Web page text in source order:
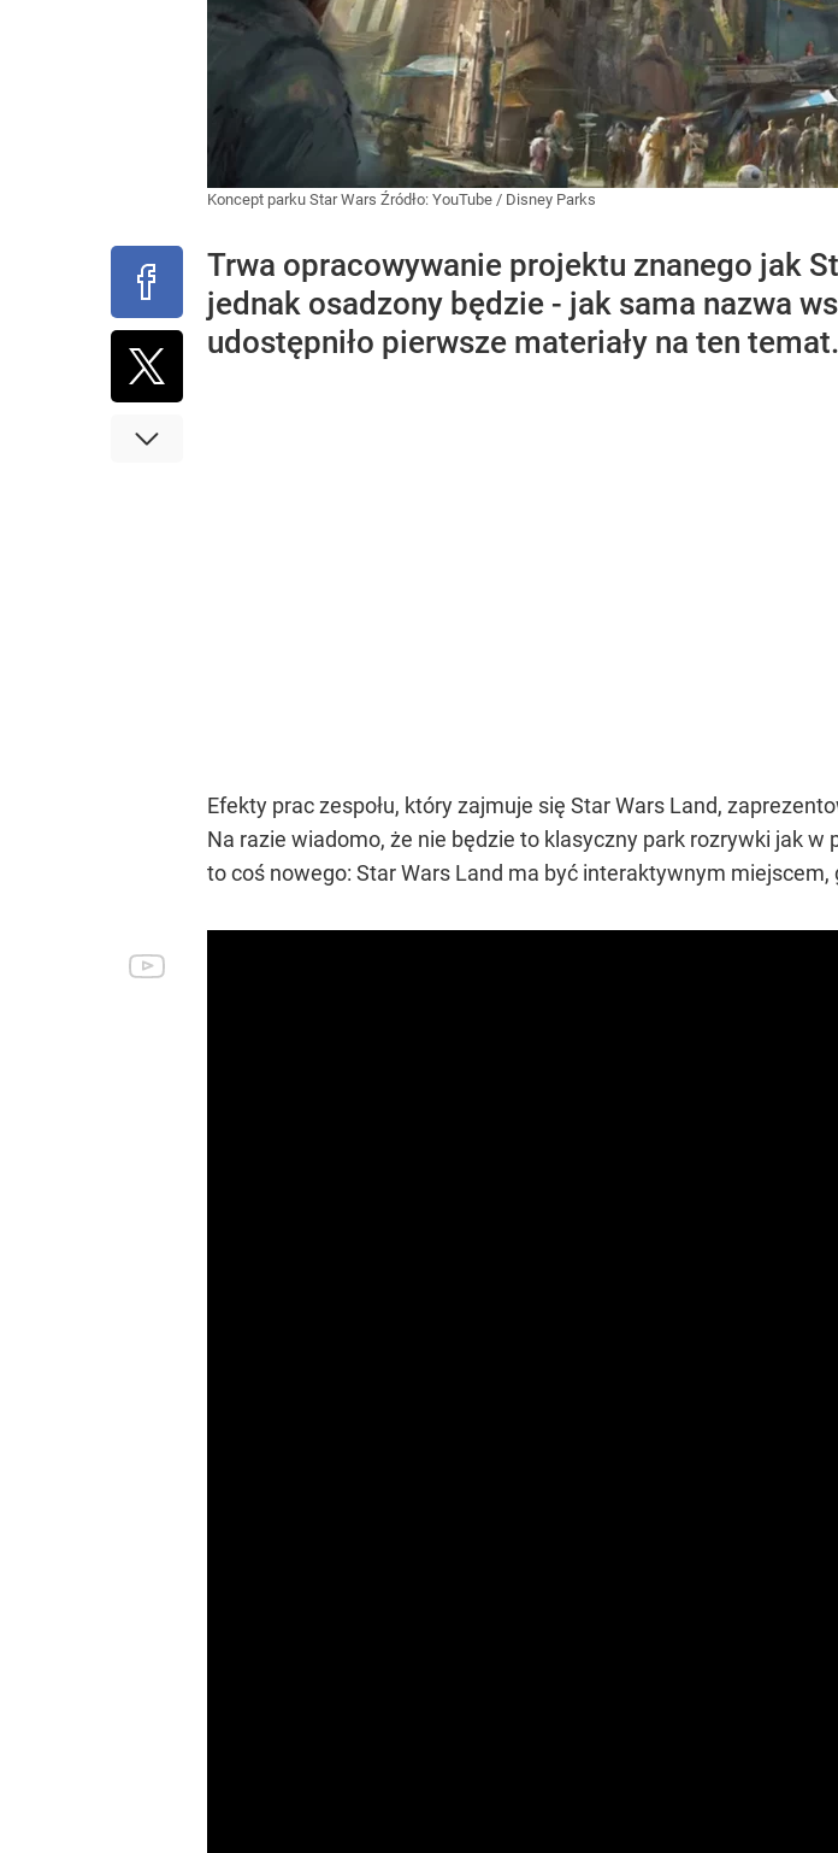
Koncept parku Star Wars Źródło: YouTube / Disney Parks
Trwa opracowywanie projektu znanego jak
jednak osadzony będzie - jak sama nazwa
udostępniło pierwsze materiały na ten temat.
Efekty prac zespołu, który zajmuje się Star Wars Land,
Na razie wiadomo, że nie będzie to klasyczny park rozrywki jak
to coś nowego: Star Wars Land ma być interaktywnym